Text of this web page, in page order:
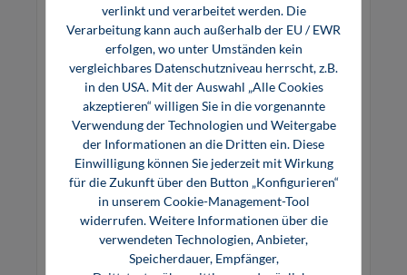
Kreiselpumpen im Anlagenbau (inkl. E-
Book)
Das etablierte Standardwerk zur Auslegung,
Planung und zum Betrieb von Kreiselpumpen im
chemischen Anlagenbau.
verlinkt und verarbeitet werden. Die
Verarbeitung kann auch außerhalb der EU / EWR
erfolgen, wo unter Umständen kein
vergleichbares Datenschutzniveau herrscht, z.B.
in den USA. Mit der Auswahl „Alle Cookies
akzeptieren“ willigen Sie in die vorgenannte
Verwendung der Technologien und Weitergabe
der Informationen an die Dritten ein. Diese
Einwilligung können Sie jederzeit mit Wirkung
für die Zukunft über den Button „Konfigurieren“
in unserem Cookie-Management-Tool
widerrufen. Weitere Informationen über die
verwendeten Technologien, Anbieter,
Speicherdauer, Empfänger,